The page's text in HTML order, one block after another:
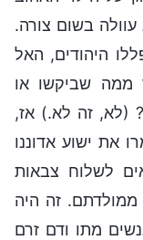
בשום צורה.
היהודים, האל
ממה שביקשו או
(לא, זה לא.) אז,
את ישוע אדוננו
לשלוח צבאות
ממולדתם. זה היה
מתו ודם זרם